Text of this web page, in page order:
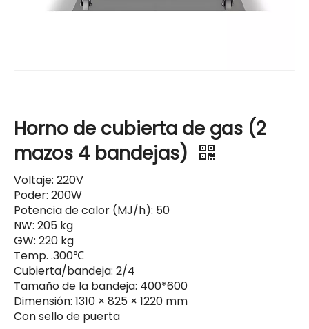
Horno de cubierta de gas (2
mazos 4 bandejas)
Voltaje: 220V
Poder: 200W
Potencia de calor (MJ/h): 50
NW: 205 kg
GW: 220 kg
Temp. .300℃
Cubierta/bandeja: 2/4
Tamaño de la bandeja: 400*600
Dimensión: 1310 × 825 × 1220 mm
Con sello de puerta